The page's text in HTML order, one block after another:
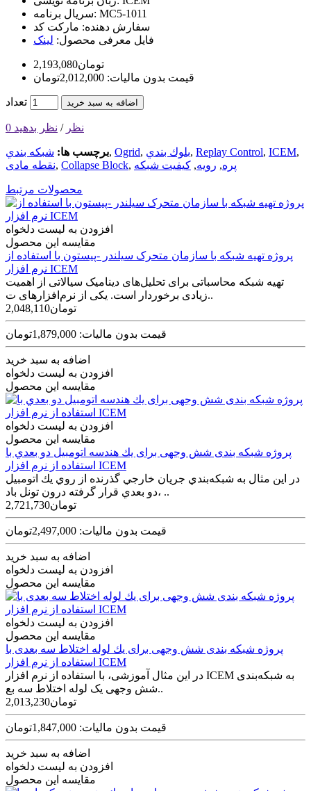
سریال برنامه: MC5-1011
سفارش دهنده: مارکت کد
فایل معرفی محصول: لینک
2,193,080تومان
قیمت بدون مالیات: 2,012,000تومان
تعداد اضافه به سبد خرید
0 نظر / نظر بدهید
برچسب ها: شبكه بندي , Ogrid, بلوك بندي, Replay Control, ICEM,
نقطه مادی, Collapse Block, پره, رویه, کیفیت شبکه
محصولات مرتبط
افزودن به لیست دلخواه
مقایسه این محصول
پروژه تهیه شبکه با سازمان متحرک سیلندر -پیستون با استفاده از
نرم افزار ICEM
تهیه شبکه محاسباتی برای تحلیل‌های دینامیک سیالاتی از اهمیت
زیادی برخوردار است. یکی از نرم‌افزارهای ت..
2,048,110تومان
قیمت بدون مالیات: 1,879,000تومان
اضافه به سبد خرید
افزودن به لیست دلخواه
مقایسه این محصول
افزودن به لیست دلخواه
مقایسه این محصول
پروژه شبکه بندی شش وجهی برای يك هندسه اتومبيل دو بعدي با
استفاده از نرم افزار ICEM
در اين مثال به شبكه‌بندي جريان خارجي گذرنده از روي يك اتومبيل
دو بعدي قرار گرفته درون تونل باد، ..
2,721,730تومان
قیمت بدون مالیات: 2,497,000تومان
اضافه به سبد خرید
افزودن به لیست دلخواه
مقایسه این محصول
افزودن به لیست دلخواه
مقایسه این محصول
پروژه شبکه بندی شش وجهی برای يك لوله اختلاط سه بعدی با
استفاده از نرم افزار ICEM
در این مثال آموزشی، با استفاده از نرم افزار ICEM به شبکه‌بندی
شش وجهی یک لوله اختلاط سه بع..
2,013,230تومان
قیمت بدون مالیات: 1,847,000تومان
اضافه به سبد خرید
افزودن به لیست دلخواه
مقایسه این محصول